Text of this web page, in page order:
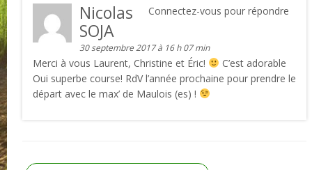
Connectez-vous pour répondre
Nicolas
SOJA
30 septembre 2017 à 16 h 07 min
Merci à vous Laurent, Christine et Éric!
C’est adorable
Oui superbe course! RdV l’année prochaine pour prendre le
départ avec le max’ de Maulois (es) !